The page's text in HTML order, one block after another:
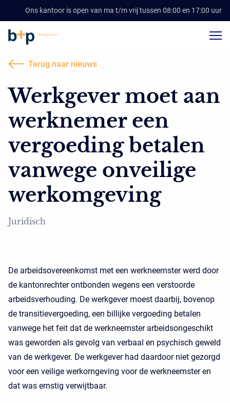
Ons kantoor is open van ma t/m vrij tussen 08:00 en 17:00 uur
Terug naar nieuws
Werkgever moet aan
werknemer een
vergoeding betalen
vanwege onveilige
werkomgeving
Juridisch
De arbeidsovereenkomst met een werkneemster werd door
de kantonrechter ontbonden wegens een verstoorde
arbeidsverhouding. De werkgever moest daarbij, bovenop
de transitievergoeding, een billijke vergoeding betalen
vanwege het feit dat de werkneemster arbeidsongeschikt
was geworden als gevolg van verbaal en psychisch geweld
van de werkgever. De werkgever had daardoor niet gezorgd
voor een veilige werkomgeving voor de werkneemster en
dat was ernstig verwijtbaar.